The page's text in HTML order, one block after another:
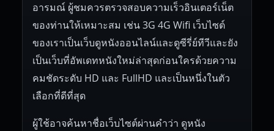
อารมณ์ ผู้ชมควรตรวจสอบความเร็วอินเตอร์เน็ต
ของท่านให้เหมาะสม เช่น 3G 4G Wifi เว็บไซต์
ของเราเป็นเว็บดูหนังออนไลน์และดูซีรี่ย์ทีวีและยัง
เป็นเว็บที่อัพเดทหนังใหม่ล่าสุดก่อนใครด้วยความ
คมชัดระดับ HD และ FullHD และเป็นหนึ่งในตัว
เลือกที่ดีที่สุด
ผู้ใช้อาจค้นหาชื่อเว็บไซต์ผ่านคำว่า ดูหนัง